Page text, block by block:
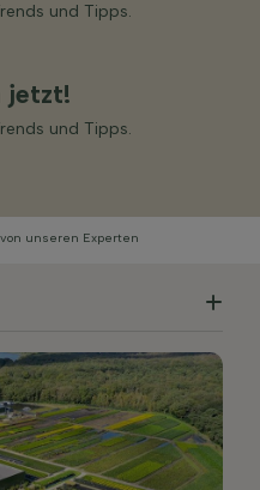
und Tipps.
jetzt!
und Tipps.
von unseren Experten